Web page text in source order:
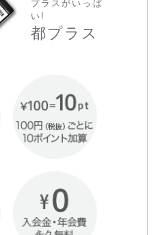
プラスがいっぱ
い!
都プラス